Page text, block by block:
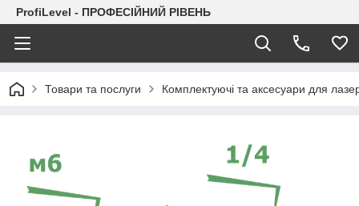
ProfiLevel - ПРОФЕСІЙНИЙ РІВЕНЬ
Товари та послуги Комплектуючі та аксесуари для